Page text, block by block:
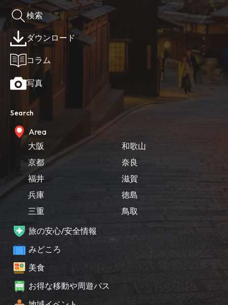
検索
ダウンロード
コラム
写真
Search
Area
大阪
京都
福井
兵庫
三重
和歌山
奈良
滋賀
徳島
鳥取
旅の安心/安全情報
みどころ
美食
お得な移動や周遊パス